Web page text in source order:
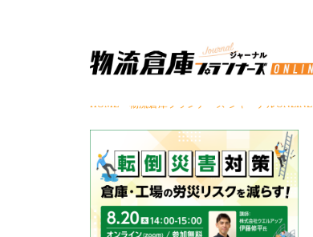
HOME 物流倉庫プランナーズ ジャーナルONLINE